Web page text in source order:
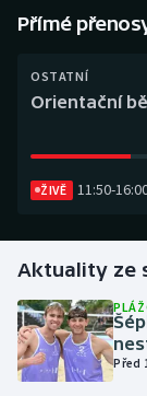
Box
Curling
Golf
Gymnastika
Házená
Přímé
OSTATNÍ
Orientační
ŽIVĚ 11:50-
Aktuality ze
Před